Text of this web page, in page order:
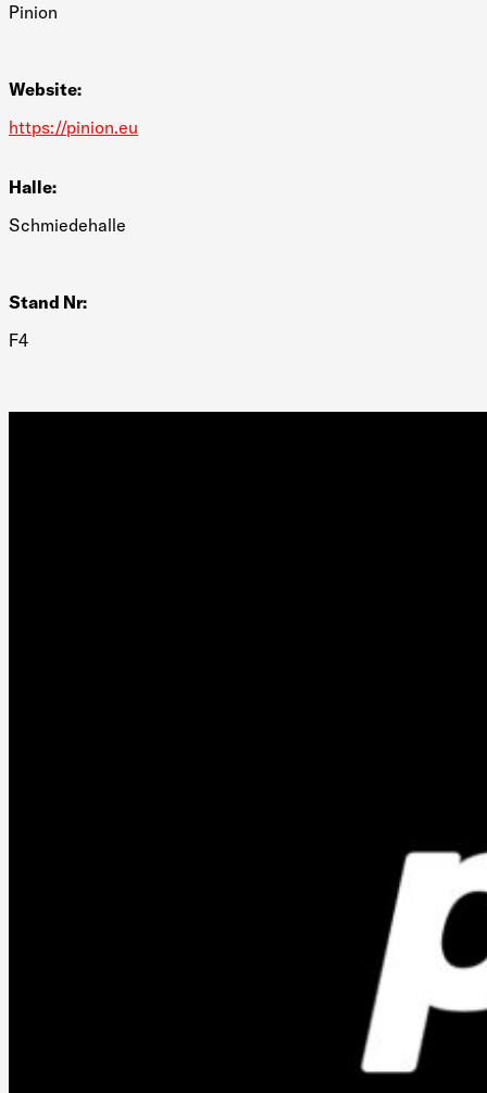
Pinion
Website:
https://pinion.eu
Halle:
Schmiedehalle
Stand Nr:
F4